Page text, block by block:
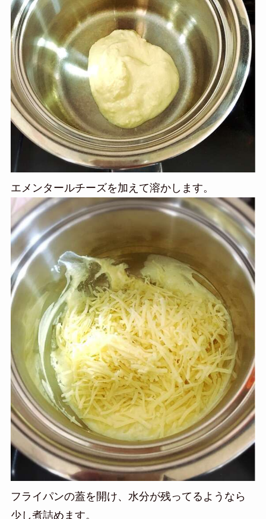
エメンタールチーズを加えて溶かします。
フライパンの蓋を開け、水分が残ってるようなら
少し煮詰めます。